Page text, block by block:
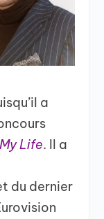
a
Life. Il a
du dernier